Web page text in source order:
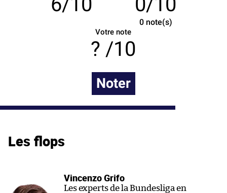
0note(s)
Votre note
/10
Noter
Les flops
Vincenzo Grifo
Les experts de la Bundesliga en